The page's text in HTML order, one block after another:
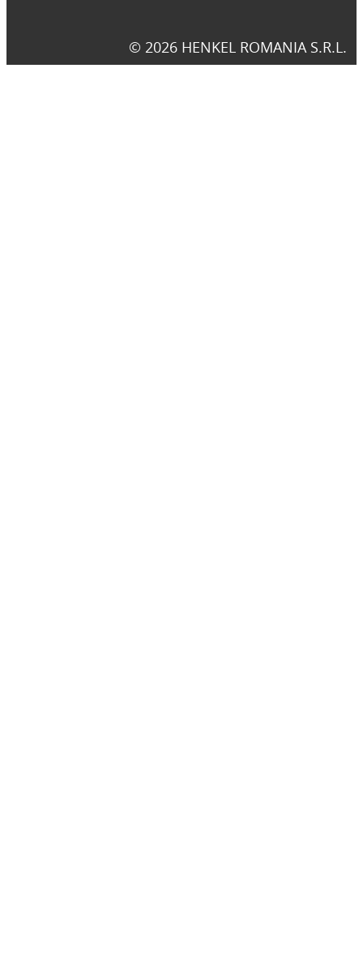
© 2026 HENKEL ROMANIA S.R.L.